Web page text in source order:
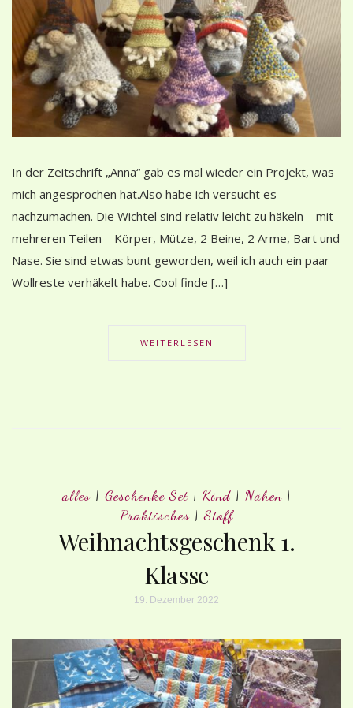
In der Zeitschrift „Anna“ gab es mal wieder ein Projekt, was
mich angesprochen hat.Also habe ich versucht es
nachzumachen. Die Wichtel sind relativ leicht zu häkeln – mit
mehreren Teilen – Körper, Mütze, 2 Beine, 2 Arme, Bart und
Nase. Sie sind etwas bunt geworden, weil ich auch ein paar
Wollreste verhäkelt habe. Cool finde […]
WEITERLESEN
alles| Geschenke Set | Kind| Nähen|
Praktisches |Stoff
Weihnachtsgeschenk 1.
Klasse
19. Dezember 2022